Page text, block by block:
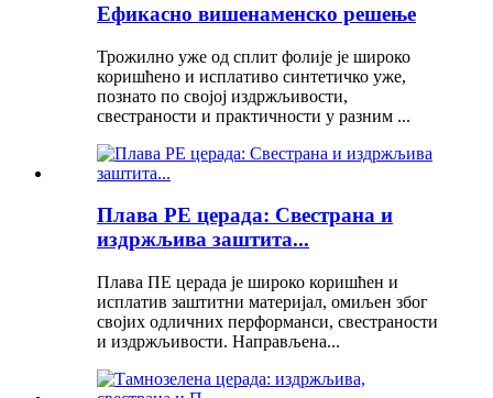
Ефикасно вишенаменско решење
Трожилно уже од сплит фолије је широко
коришћено и исплативо синтетичко уже,
познато по својој издржљивости,
свестраности и практичности у разним ...
Плава PE церада: Свестрана и
издржљива заштита...
Плава ПЕ церада је широко коришћен и
исплатив заштитни материјал, омиљен због
својих одличних перформанси, свестраности
и издржљивости. Направљена...